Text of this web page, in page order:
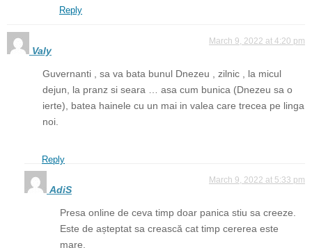
Reply
Valy
March 9, 2022 at 4:20 pm
Guvernanti , sa va bata bunul Dnezeu , zilnic , la micul
dejun, la pranz si seara … asa cum bunica (Dnezeu sa o
ierte), batea hainele cu un mai in valea care trecea pe linga
noi.
Reply
AdiS
March 9, 2022 at 5:33 pm
Presa online de ceva timp doar panica stiu sa creeze.
Este de așteptat sa crească cat timp cererea este
mare.